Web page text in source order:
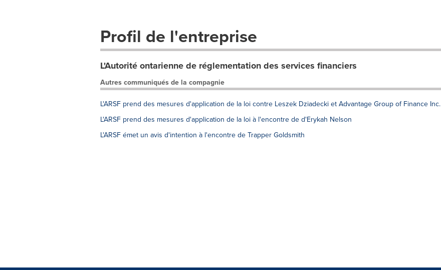
Profil de l'entreprise
L'Autorité ontarienne de réglementation des services financiers
Autres communiqués de la compagnie
L'ARSF prend des mesures d'application de la loi contre Leszek Dziadecki et Advantage Group of Finance Inc.
L'ARSF prend des mesures d'application de la loi à l'encontre de d'Erykah Nelson
L'ARSF émet un avis d'intention à l'encontre de Trapper Goldsmith